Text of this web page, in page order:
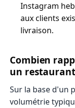
Instagram
aux clients
livraison.
Combien
un
Sur la base d'un
volumétrie